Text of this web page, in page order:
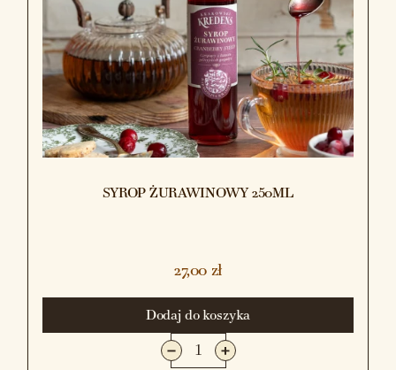
SYROP ŻURAWINOWY 250ML
27,00 zł
Dodaj do koszyka